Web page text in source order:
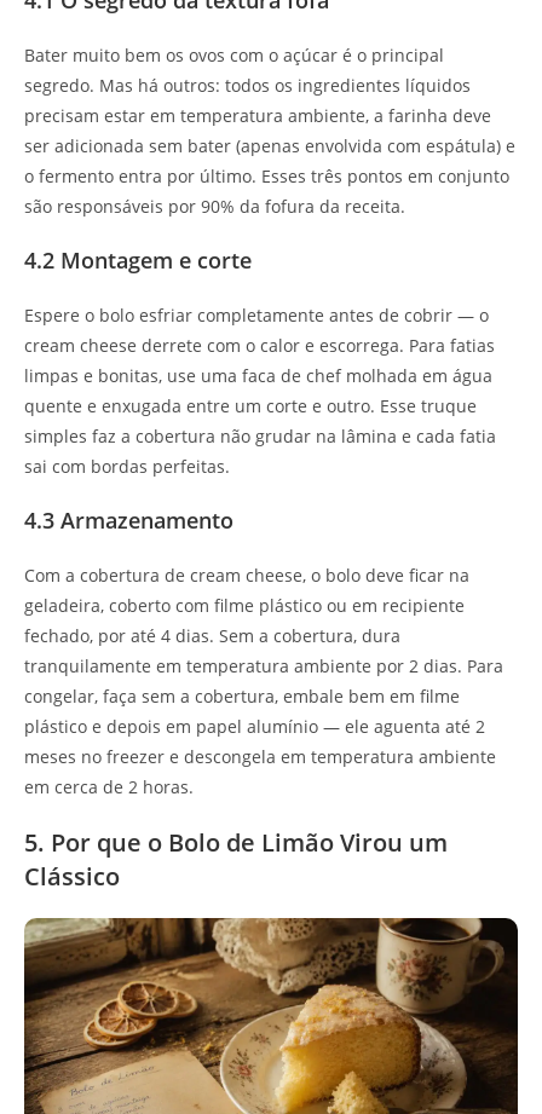
Bater muito bem os ovos com o açúcar é o principal
segredo. Mas há outros: todos os ingredientes líquidos
precisam estar em temperatura ambiente, a farinha deve
ser adicionada sem bater (apenas envolvida com espátula) e
o fermento entra por último. Esses três pontos em conjunto
são responsáveis por 90% da fofura da receita.
4.2 Montagem e corte
Espere o bolo esfriar completamente antes de cobrir — o
cream cheese derrete com o calor e escorrega. Para fatias
limpas e bonitas, use uma faca de chef molhada em água
quente e enxugada entre um corte e outro. Esse truque
simples faz a cobertura não grudar na lâmina e cada fatia
sai com bordas perfeitas.
4.3 Armazenamento
Com a cobertura de cream cheese, o bolo deve ficar na
geladeira, coberto com filme plástico ou em recipiente
fechado, por até 4 dias. Sem a cobertura, dura
tranquilamente em temperatura ambiente por 2 dias. Para
congelar, faça sem a cobertura, embale bem em filme
plástico e depois em papel alumínio — ele aguenta até 2
meses no freezer e descongela em temperatura ambiente
em cerca de 2 horas.
5. Por que o Bolo de Limão Virou um
Clássico